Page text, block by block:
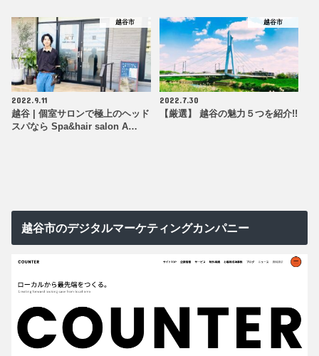
越谷市
2022.9.11
越谷 | 個室サロンで極上のヘッド
スパなら Spa&hair salon A…
越谷市
2022.7.30
【厳選】 越谷の魅力５つを紹介!!
越谷市のデジタルマーケティングカンパニー